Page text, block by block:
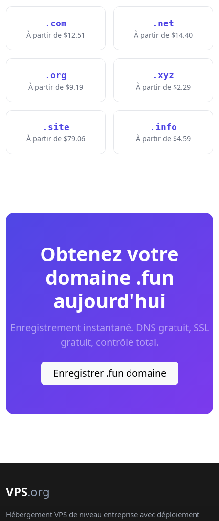
.com
À partir de $12.51
.net
À partir de $14.40
.org
À partir de $9.19
.xyz
À partir de $2.29
.site
À partir de $79.06
.info
À partir de $4.59
Obtenez votre
domaine .fun
aujourd'hui
Enregistrement instantané. DNS gratuit, SSL
gratuit, contrôle total.
Enregistrer .fun domaine
VPS.org
Hébergement VPS de niveau entreprise avec déploiement